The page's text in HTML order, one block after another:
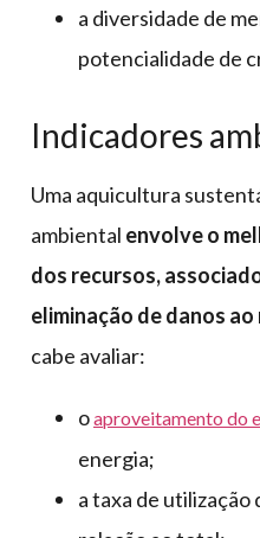
a diversidade de
potencialidade de
Indicadores
Uma aquicultura
ambiental envolve o
dos recursos,
eliminação de danos ao
cabe avaliar:
oaproveitamento do
energia;
a taxa de utilização